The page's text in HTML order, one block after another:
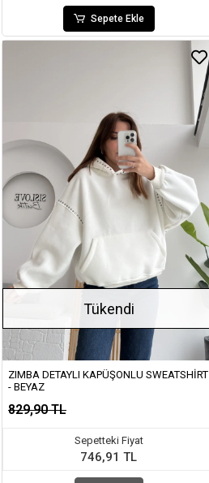
Sepete Ekle
Tükendi
ZIMBA DETAYLI KAPÜŞONLU SWEATSHIRT
- BEYAZ
829,90 TL
Sepetteki Fiyat
746,91 TL